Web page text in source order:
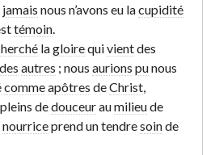
jamais nous n’avons eu lacupidité
témoin
lagloirequivientdes
des autres ; nous aurions punous
commeapôtres deChrist
pleins dedouceuraumilieude
nourriceprend un tendresoinde